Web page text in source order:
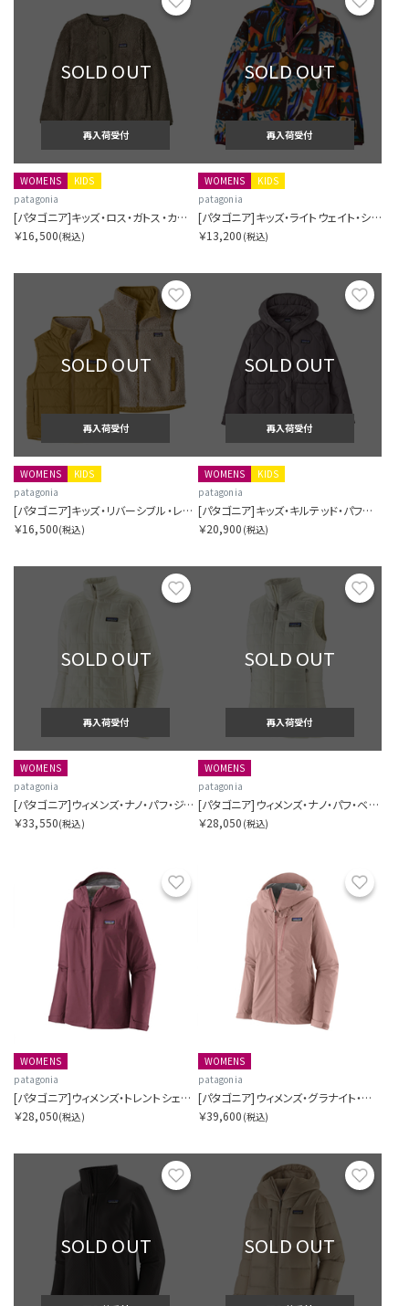
SOLD OUT
再入荷受付
WOMENS
KIDS
patagonia
[パタゴニア]キッズ・ロス・ガトス・カーディガン
￥16,500(税込)
SOLD OUT
再入荷受付
WOMENS
KIDS
patagonia
[パタゴニア]キッズ・ライトウェイト・シンチラ・スナップT・プルオーバー
￥13,200 (税込)
お気に入り
SOLD OUT
再入荷受付
WOMENS
KIDS
patagonia
[パタゴニア]キッズ・リバーシブル・レディ・フレディ・ベスト
￥16,500(税込)
SOLD OUT
再入荷受付
WOMENS
KIDS
patagonia
[パタゴニア]キッズ・キルテッド・パファー
￥20,900 (税込)
お気に入り
SOLD OUT
再入荷受付
WOMENS
patagonia
[パタゴニア]ウィメンズ・ナノ・パフ・ジャケット
￥33,550(税込)
SOLD OUT
再入荷受付
WOMENS
patagonia
[パタゴニア]ウィメンズ・ナノ・パフ・ベスト
￥28,050 (税込)
お気に入り
WOMENS
patagonia
[パタゴニア]ウィメンズ・トレントシェル3L・レイン・ジャケット
￥28,050(税込)
WOMENS
patagonia
[パタゴニア]ウィメンズ・グラナイト・クレスト・レイン・ジャケット
￥39,600 (税込)
お気に入り
SOLD OUT SOLD OUT